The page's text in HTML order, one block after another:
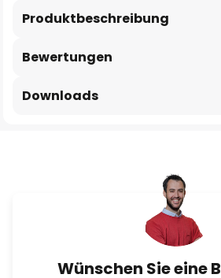
Produktbeschreibung
Bewertungen
Downloads
Wünschen Sie eine